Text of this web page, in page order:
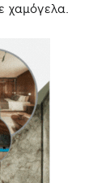
χαμόγελα.